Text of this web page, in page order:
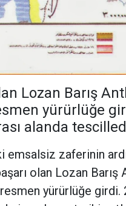
Lozan Barış
yürürlüğe
alanda
emsalsiz zaferinin
olan Lozan Barış
yürürlüğe girdi.